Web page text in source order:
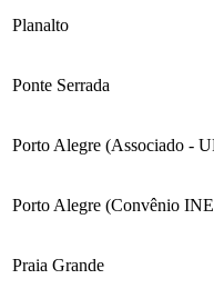
Planalto
Ponte Serrada
Porto Alegre (Associado -
Porto Alegre (Convênio
Praia Grande